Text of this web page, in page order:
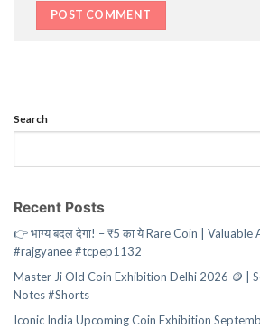
Search
Recent Posts
👉 भाग्य बदल देगा! – ₹5 का ये Rare Coin | Valuable
#rajgyanee #tcpep1132
Master Ji Old Coin Exhibition Delhi 2026 🪙 |
Notes #Shorts
Iconic India Upcoming Coin Exhibition